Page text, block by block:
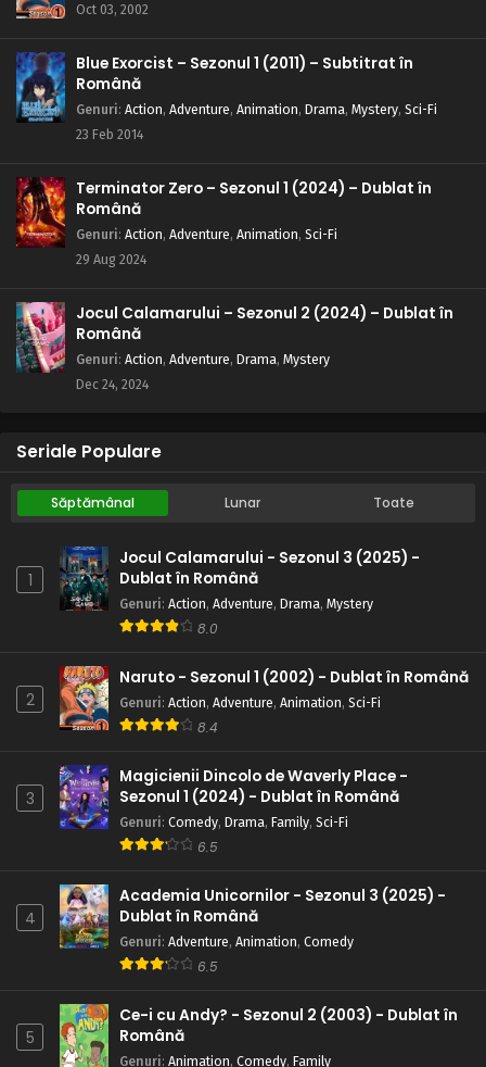
Oct 03, 2002
Blue Exorcist – Sezonul 1 (2011) – Subtitrat în
Română
Genuri: Action, Adventure, Animation, Drama, Mystery, Sci-Fi
23 Feb 2014
Terminator Zero – Sezonul 1 (2024) – Dublat în
Română
Genuri: Action, Adventure, Animation, Sci-Fi
29 Aug 2024
Jocul Calamarului – Sezonul 2 (2024) – Dublat în
Română
Genuri: Action, Adventure, Drama, Mystery
Dec 24, 2024
Seriale Populare
Săptămânal Lunar Toate
1
Jocul Calamarului - Sezonul 3 (2025) -
Dublat în Română
Genuri: Action, Adventure, Drama, Mystery
8.0
2
Naruto - Sezonul 1 (2002) - Dublat în Română
Genuri: Action, Adventure, Animation, Sci-Fi
8.4
3
Magicienii Dincolo de Waverly Place -
Sezonul 1 (2024) - Dublat în Română
Genuri: Comedy, Drama, Family, Sci-Fi
6.5
4
Academia Unicornilor - Sezonul 3 (2025) -
Dublat în Română
Genuri: Adventure, Animation, Comedy
6.5
5
Ce-i cu Andy? - Sezonul 2 (2003) - Dublat în
Română
Genuri: Animation, Comedy, Family